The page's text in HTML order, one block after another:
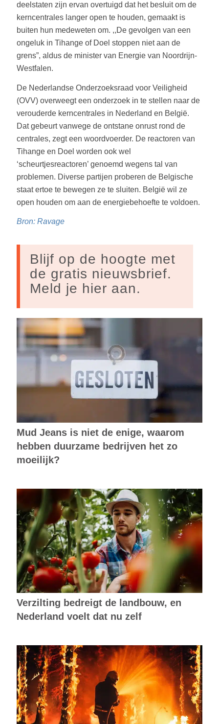
deelstaten zijn ervan overtuigd dat het besluit om de
kerncentrales langer open te houden, gemaakt is
buiten hun medeweten om. ,,De gevolgen van een
ongeluk in Tihange of Doel stoppen niet aan de
grens”, aldus de minister van Energie van Noordrijn-
Westfalen.
De Nederlandse Onderzoeksraad voor Veiligheid
(OVV) overweegt een onderzoek in te stellen naar de
verouderde kerncentrales in Nederland en België.
Dat gebeurt vanwege de ontstane onrust rond de
centrales, zegt een woordvoerder. De reactoren van
Tihange en Doel worden ook wel
‘scheurtjesreactoren’ genoemd wegens tal van
problemen. Diverse partijen proberen de Belgische
staat ertoe te bewegen ze te sluiten. België wil ze
open houden om aan de energiebehoefte te voldoen.
Bron: Ravage
Blijf op de hoogte met
de gratis nieuwsbrief.
Meld je hier aan.
Mud Jeans is niet de enige, waarom
hebben duurzame bedrijven het zo
moeilijk?
Verzilting bedreigt de landbouw, en
Nederland voelt dat nu zelf